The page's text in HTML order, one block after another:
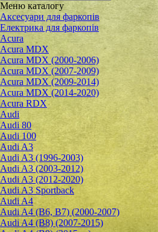
Меню каталогу
Аксесуари для фаркопів
Електрика для фаркопів
Acura
Acura MDX
Acura MDX (2000-2006)
Acura MDX (2007-2009)
Acura MDX (2009-2014)
Acura MDX (2014-2020)
Acura RDX
Audi
Audi 80
Audi 100
Audi A3
Audi A3 (1996-2003)
Audi A3 (2003-2012)
Audi A3 (2012-2020)
Audi A3 Sportback
Audi A4
Audi A4 (B6, B7) (2000-2007)
Audi A4 (B8) (2007-2015)